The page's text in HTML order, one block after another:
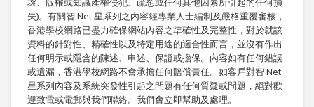
失)。有關智 Net 星系列之內容經專業人士編制及嚴格重覆審核，
香港學校網路已盡力確保網站內容之準確性及完整性，對於就該
資料的針對性、精確性以及特定用途的適合性而言，並沒有作出
任何明示或隱含的陳述、申述、保證或擔保。內容如有任何錯誤
或遺漏，香港學校網路不會承擔任何賠償責任。如客戶對智 Net
星系列內容及系統突發性引起之問題有任何質疑或問題，絕對歡
迎致電或電郵與我們聯絡。我們會立即幫助及處理。